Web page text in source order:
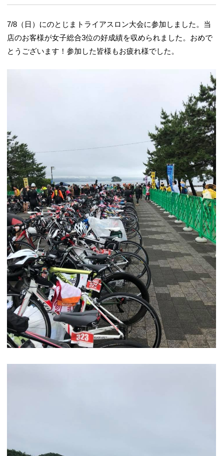
7/8（日）にのとじまトライアスロン大会に参加しました。当
店のお客様が女子総合3位の好成績を収められました。おめで
とうございます！参加した皆様もお疲れ様でした。